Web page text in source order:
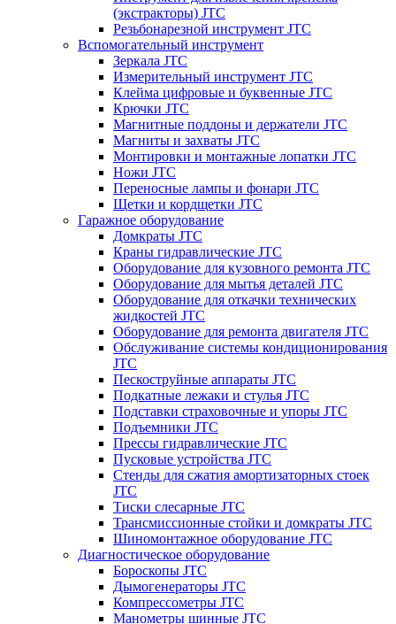
(экстракторы) JTC
Резьбонарезной инструмент JTC
Вспомогательный инструмент
Зеркала JTC
Измерительный инструмент JTC
Клейма цифровые и буквенные JTC
Крючки JTC
Магнитные поддоны и держатели JTC
Магниты и захваты JTC
Монтировки и монтажные лопатки JTC
Ножи JTC
Переносные лампы и фонари JTC
Щетки и кордщетки JTC
Гаражное оборудование
Домкраты JTC
Краны гидравлические JTC
Оборудование для кузовного ремонта JTC
Оборудование для мытья деталей JTC
Оборудование для откачки технических
жидкостей JTC
Оборудование для ремонта двигателя JTC
Обслуживание системы кондиционирования
JTC
Пескоструйные аппараты JTC
Подкатные лежаки и стулья JTC
Подставки страховочные и упоры JTC
Подъемники JTC
Прессы гидравлические JTC
Пусковые устройства JTC
Стенды для сжатия амортизаторных стоек
JTC
Тиски слесарные JTC
Трансмиссионные стойки и домкраты JTC
Шиномонтажное оборудование JTC
Диагностическое оборудование
Бороскопы JTC
Дымогенераторы JTC
Компрессометры JTC
Манометры шинные JTC